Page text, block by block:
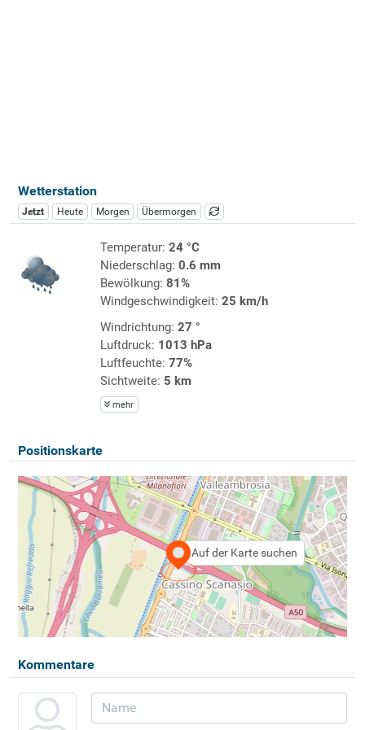
Wetterstation
Jetzt Heute Morgen Übermorgen
Temperatur: 24 °C
Niederschlag: 0.6 mm
Bewölkung: 81%
Windgeschwindigkeit: 25 km/h
Windrichtung: 27 °
Luftdruck: 1013 hPa
Luftfeuchte: 77%
Sichtweite: 5 km
mehr
Positionskarte
Auf der Karte suchen
Kommentare